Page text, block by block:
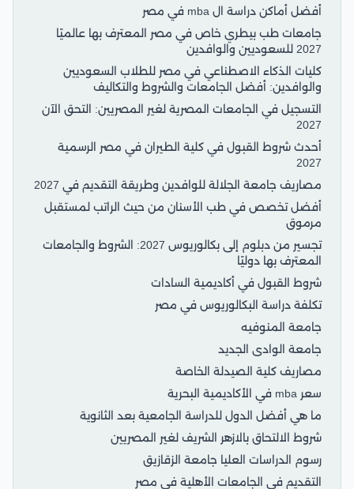
أفضل أماكن دراسة ال mba في مصر
جامعات طب بيطري خاص في مصر المعترف بها عالميًا
2027 للسعوديين والوافدين
كليات الذكاء الاصطناعي في مصر للطلاب السعوديين
والوافدين: أفضل الجامعات والشروط والتكاليف
التسجيل في الجامعات المصرية لغير المصريين: التحق الآن
2027
أحدث شروط القبول في كلية الطيران في مصر الرسمية
2027
مصاريف جامعة الجلالة للوافدين وطريقة التقديم في 2027
أفضل تخصص في طب الأسنان من حيث الراتب لمستقبل
مرموق
تجسير من دبلوم إلى بكالوريوس 2027: الشروط والجامعات
المعترف بها دوليًا
شروط القبول في أكاديمية السادات
تكلفة دراسة البكالوريوس في مصر
جامعة المنوفيه
جامعة الوادى الجديد
مصاريف كلية الصيدلة الخاصة
سعر mba في الأكاديمية البحرية
ما هي أفضل الدول للدراسة الجامعية بعد الثانوية
شروط الالتحاق بالازهر الشريف لغير المصريين
رسوم الدراسات العليا جامعة الزقازيق
التقديم في الجامعات الأهلية في مصر